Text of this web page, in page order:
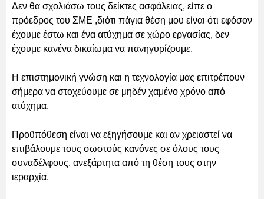
Δεν θα σχολιάσω τους δείκτες ασφάλειας, είπε ο
πρόεδρος του ΣΜΕ ,διότι πάγια θέση μου είναι ότι εφόσον
έχουμε έστω και ένα ατύχημα σε χώρο εργασίας, δεν
έχουμε κανένα δικαίωμα να πανηγυρίζουμε.
Η επιστημονική γνώση και η τεχνολογία μας επιτρέπουν
σήμερα να στοχεύουμε σε μηδέν χαμένο χρόνο από
ατύχημα.
Προϋπόθεση είναι να εξηγήσουμε και αν χρειαστεί να
επιβάλουμε τους σωστούς κανόνες σε όλους τους
συναδέλφους, ανεξάρτητα από τη θέση τους στην
ιεραρχία.